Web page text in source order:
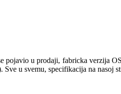
pojavio u prodaji, fabricka verzija
Sve u svemu, specifikacija na nasoj